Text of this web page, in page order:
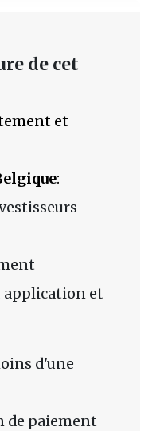
de cet
et
:
application et
d'une
paiement